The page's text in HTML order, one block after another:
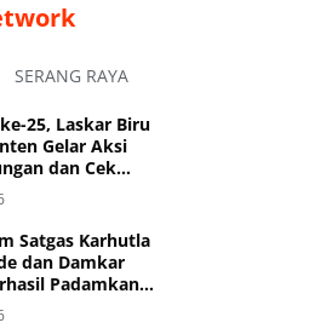
SERANG RAYA
25, Laskar Biru
Gelar Aksi
dan Cek
Satgas Karhutla
dan Damkar
Padamkan
Ilir, Kibin.